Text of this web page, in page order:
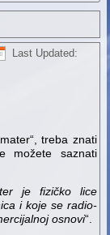
Last Updated:
treba znati
možete saznati
je fizičko lice
i koje se radio-
osnovi“.